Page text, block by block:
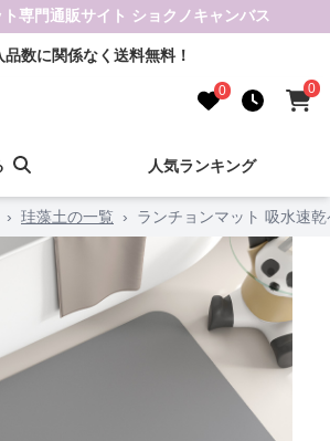
専門通販サイト ショクノキャンバス
品数に関係なく送料無料！
0 0
人気ランキング
› 珪藻土の一覧 › ランチョンマット 吸水速